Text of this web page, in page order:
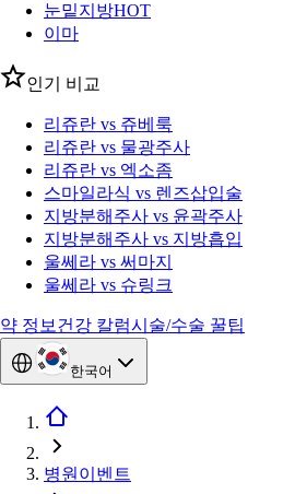
눈밑지방HOT
이마
인기 비교
리쥬란 vs 쥬베룩
리쥬란 vs 물광주사
리쥬란 vs 엑소좀
스마일라식 vs 렌즈삽입술
지방분해주사 vs 윤곽주사
지방분해주사 vs 지방흡입
울쎄라 vs 써마지
울쎄라 vs 슈링크
약 정보 건강 칼럼시술/수술 꿀팁
한국어
병원이벤트